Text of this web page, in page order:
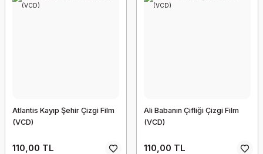
Atlantis Kayıp Şehir Çizgi Film
(VCD)
110,00 TL
Ali Babanın Çifliği Çizgi Film
(VCD)
110,00 TL